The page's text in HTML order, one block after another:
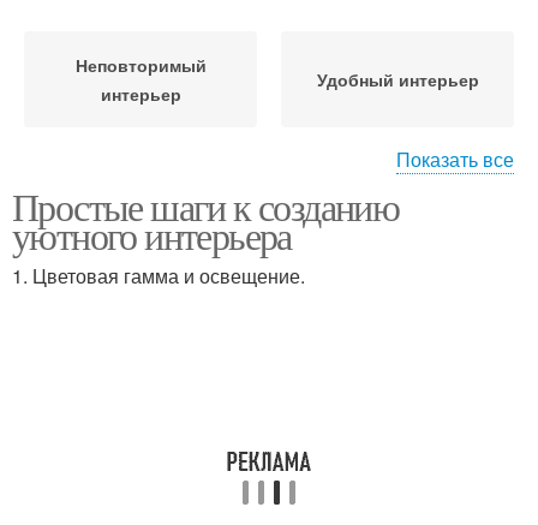
Неповторимый
интерьер
Удобный интерьер
функциональном
направлении
Гармоничный интерьер
Просторный интерьер Интерьер в маленькой
Показать все
Простые шаги к созданию
уютного интерьера
1. Цветовая гамма и освещение.